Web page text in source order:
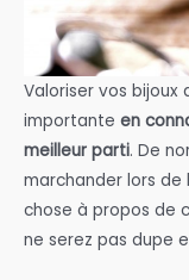
Valoriser vos
importante en
meilleur parti. De
marchander lors de
chose à propos de
ne serez pas dupe